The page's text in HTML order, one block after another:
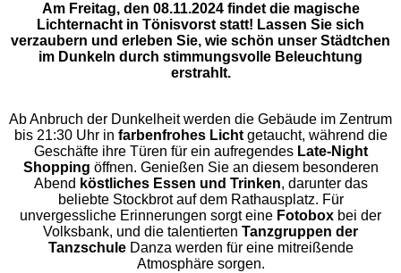
Am Freitag, den 08.11.2024 findet die magische
Lichternacht in Tönisvorst statt! Lassen Sie sich
verzaubern und erleben Sie, wie schön unser Städtchen
im Dunkeln durch stimmungsvolle Beleuchtung
erstrahlt.
Ab Anbruch der Dunkelheit werden die Gebäude im Zentrum
bis 21:30 Uhr in farbenfrohes Licht getaucht, während die
Geschäfte ihre Türen für ein aufregendes Late-Night
Shopping öffnen. Genießen Sie an diesem besonderen
Abend köstliches Essen und Trinken, darunter das
beliebte Stockbrot auf dem Rathausplatz. Für
unvergessliche Erinnerungen sorgt eine Fotobox bei der
Volksbank, und die talentierten Tanzgruppen der
TanzschuleDanza werden für eine mitreißende
Atmosphäre sorgen.